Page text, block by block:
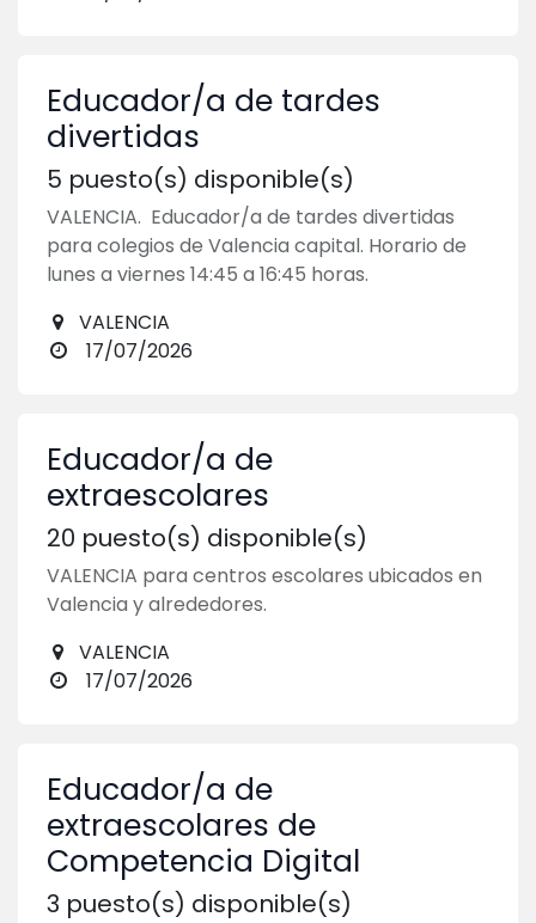
Educador/a de tardes
divertidas
5 puesto(s) disponible(s)
VALENCIA. Educador/a de tardes divertidas
para colegios de Valencia capital. Horario de
lunes a viernes 14:45 a 16:45 horas.
VALENCIA
17/07/2026
Educador/a de
extraescolares
20 puesto(s) disponible(s)
VALENCIA para centros escolares ubicados en
Valencia y alrededores.
VALENCIA
17/07/2026
Educador/a de
extraescolares de
Competencia Digital
3 puesto(s) disponible(s)